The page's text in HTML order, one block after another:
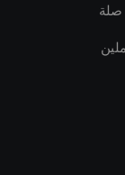
صلة